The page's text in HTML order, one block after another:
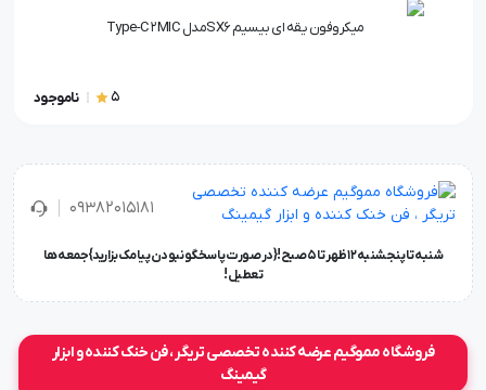
میکروفون یقه ای بیسیم SX6مدل Type-C 2MIC
5 ناموجود
۰۹۳۸۲۰۱۵۱۸۱
شنبه تا پنجشنبه ۱۲ ظهر تا 5 صبح!{در صورت پاسخگو نبودن پیامک بزارید} جمعه ها
تعطیل !
فروشگاه مموگیم عرضه کننده تخصصی تریگر ، فن خنک کننده و ابزار
گیمینگ